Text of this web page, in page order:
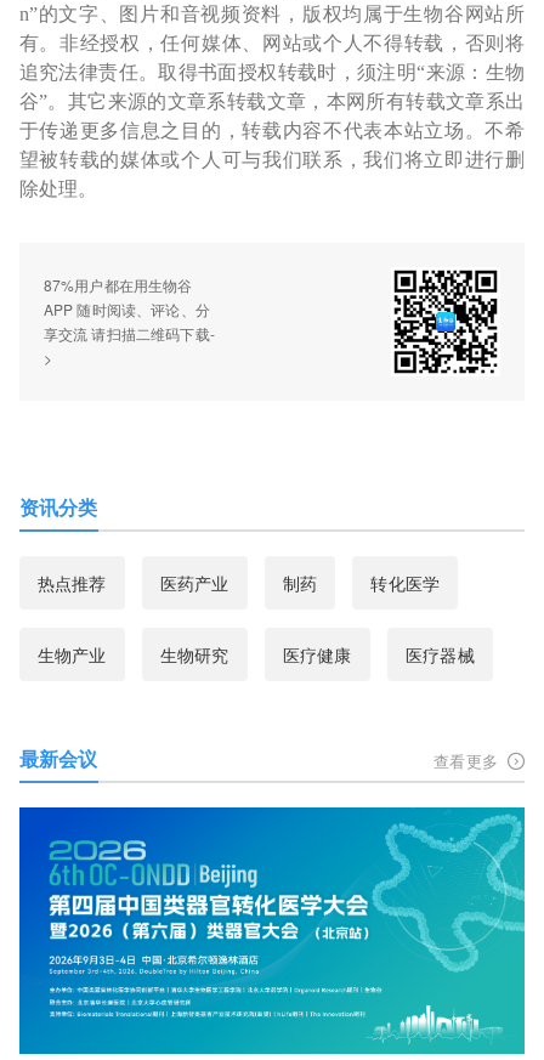
n”的文字、图片和音视频资料，版权均属于生物谷网站所
有。非经授权，任何媒体、网站或个人不得转载，否则将
追究法律责任。取得书面授权转载时，须注明“来源：生物
谷”。其它来源的文章系转载文章，本网所有转载文章系出
于传递更多信息之目的，转载内容不代表本站立场。不希
望被转载的媒体或个人可与我们联系，我们将立即进行删
除处理。
87%用户都在用生物谷
APP 随时阅读、评论、分
享交流 请扫描二维码下载-
>
资讯分类
热点推荐 医药产业 制药 转化医学
生物产业 生物研究 医疗健康 医疗器械
最新会议 查看更多